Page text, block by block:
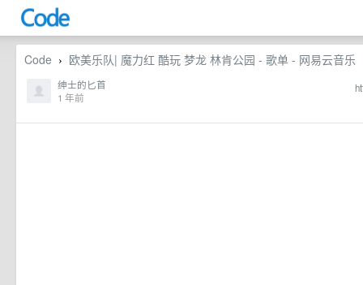
Code › 欧美乐队| 魔力红 酷玩 梦龙 林肯公园 - 歌单 - 网易云音乐
绅士的匕首
1 年前